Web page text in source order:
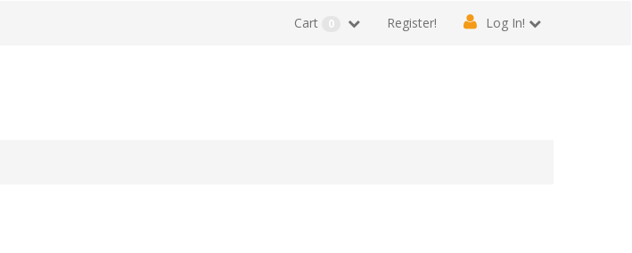
Register! Log In!
Cart 0